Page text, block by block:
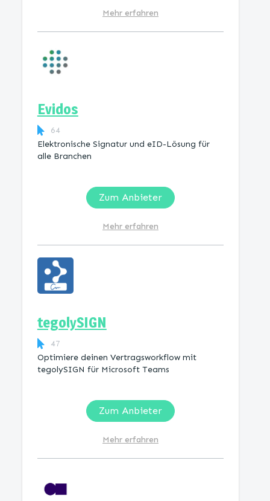
Mehr erfahren
Evidos
64
Elektronische Signatur und eID-Lösung für
alle Branchen
Zum Anbieter
Mehr erfahren
tegolySIGN
47
Optimiere deinen Vertragsworkflow mit
tegolySIGN für Microsoft Teams
Zum Anbieter
Mehr erfahren